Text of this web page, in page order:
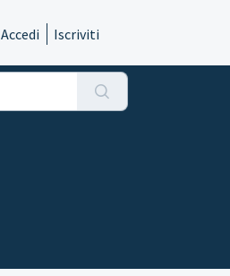
Accedi Iscriviti